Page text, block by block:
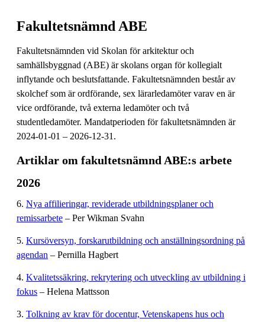
Fakultetsnämnd ABE
Fakultetsnämnden vid Skolan för arkitektur och
samhällsbyggnad (ABE) är skolans organ för kollegialt
inflytande och beslutsfattande. Fakultetsnämnden består av
skolchef som är ordförande, sex lärarledamöter varav en är
vice ordförande, två externa ledamöter och två
studentledamöter. Mandatperioden för fakultetsnämnden är
2024-01-01 – 2026-12-31.
Artiklar om fakultetsnämnd ABE:s arbete
2026
6. Nya affilieringar, reviderade utbildningsplaner och
remissarbete – Per Wikman Svahn
5. Kursöversyn, forskarutbildning och anställningsordning på
agendan – Pernilla Hagbert
4. Kvalitetssäkring, rekrytering och utveckling av utbildning i
fokus – Helena Mattsson
3. Tolkning av krav för docentur, Vetenskapens hus och